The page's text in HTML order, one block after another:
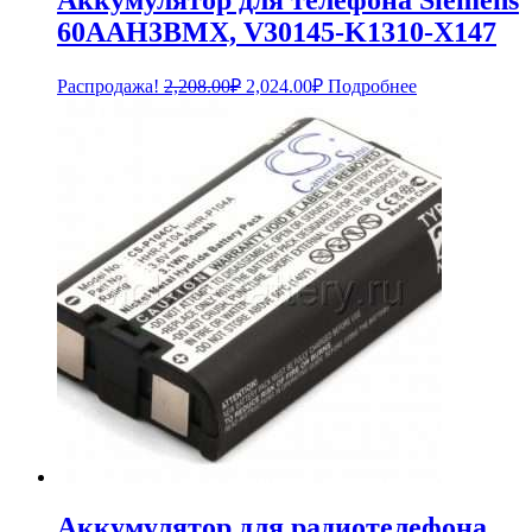
60AAH3BMX, V30145-K1310-X147
Распродажа! 2,208.00₽ Первоначальная
составляла
2,208.00₽.
2,024.00₽Текущая
цена:
2,024.00₽.
Подробнее